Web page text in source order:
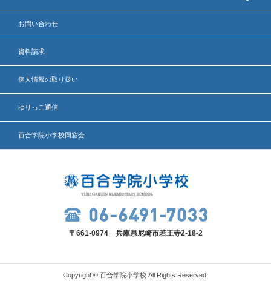
お問い合わせ
資料請求
個人情報の取り扱い
ゆりっこ通信
百合学院小学校同窓会
〒661-0974 兵庫県尼崎市若王寺2-18-2
Copyright © 百合学院小学校 All Rights Reserved.